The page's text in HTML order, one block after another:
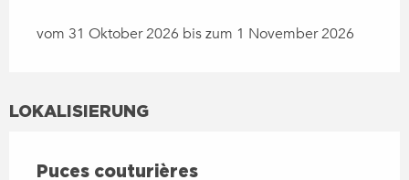
vom 31 Oktober 2026 bis zum 1 November 2026
LOKALISIERUNG
Puces couturières